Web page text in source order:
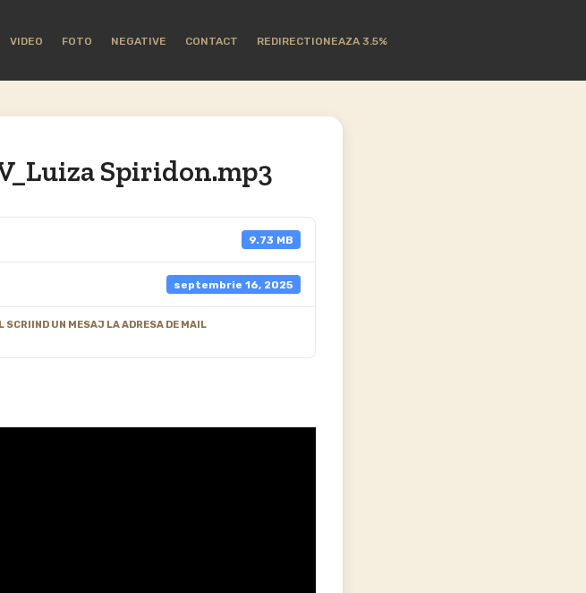
VIDEO FOTO NEGATIVE CONTACT REDIRECTIONEAZA 3.5%
Spiridon.mp3
9.73 MB
septembrie 16, 2025
SCRIIND UN MESAJ LA ADRESA DE MAIL